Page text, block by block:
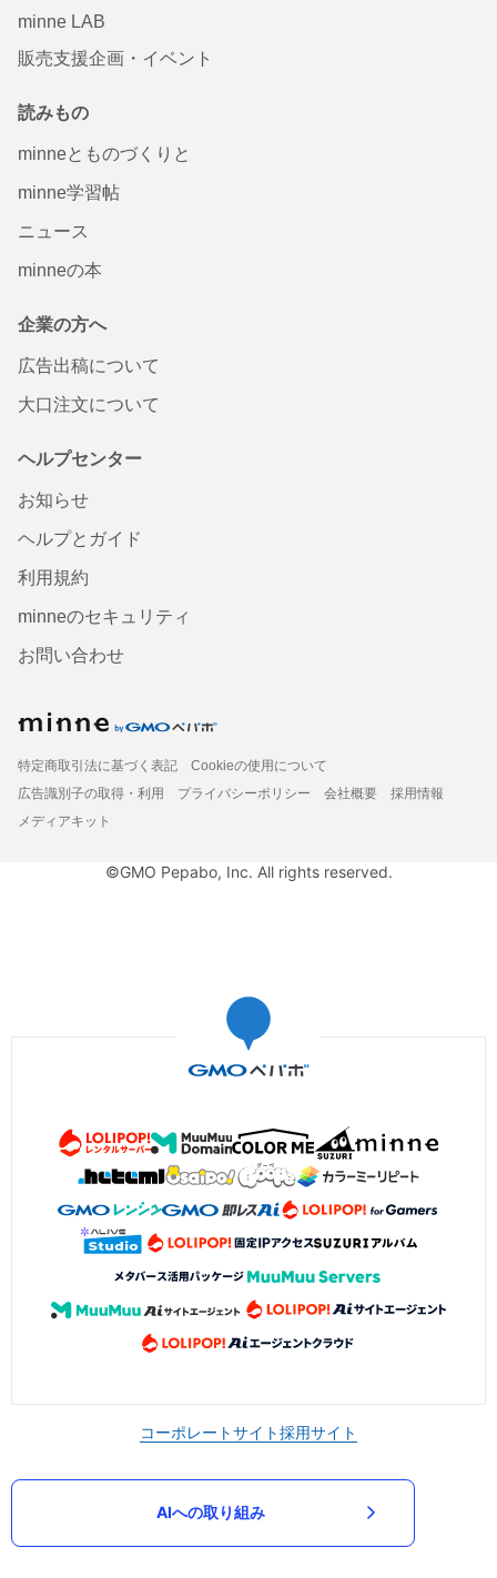
minne LAB
販売支援企画・イベント
読みもの
minneとものづくりと
minne学習帖
ニュース
minneの本
企業の方へ
広告出稿について
大口注文について
ヘルプセンター
お知らせ
ヘルプとガイド
利用規約
minneのセキュリティ
お問い合わせ
特定商取引法に基づく表記
Cookieの使用について
広告識別子の取得・利用
プライバシーポリシー 会社概要
採用情報
メディアキット
©GMO Pepabo, Inc. All rights reserved.
コーポレートサイト採用サイト
AIへの取り組み